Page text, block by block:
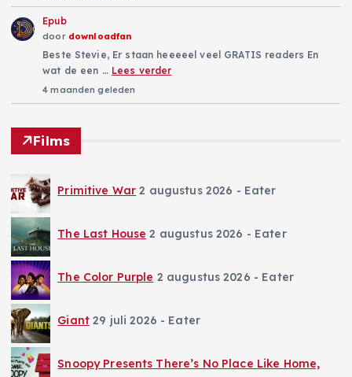
Epub
door downloadfan
Beste Stevie, Er staan heeeeel veel GRATIS readers En
wat de een … Lees verder
4 maanden geleden
Films
Primitive War 2 augustus 2026 - Eater
The Last House 2 augustus 2026 - Eater
The Color Purple 2 augustus 2026 - Eater
Giant 29 juli 2026 - Eater
Snoopy Presents There’s No Place Like Home,